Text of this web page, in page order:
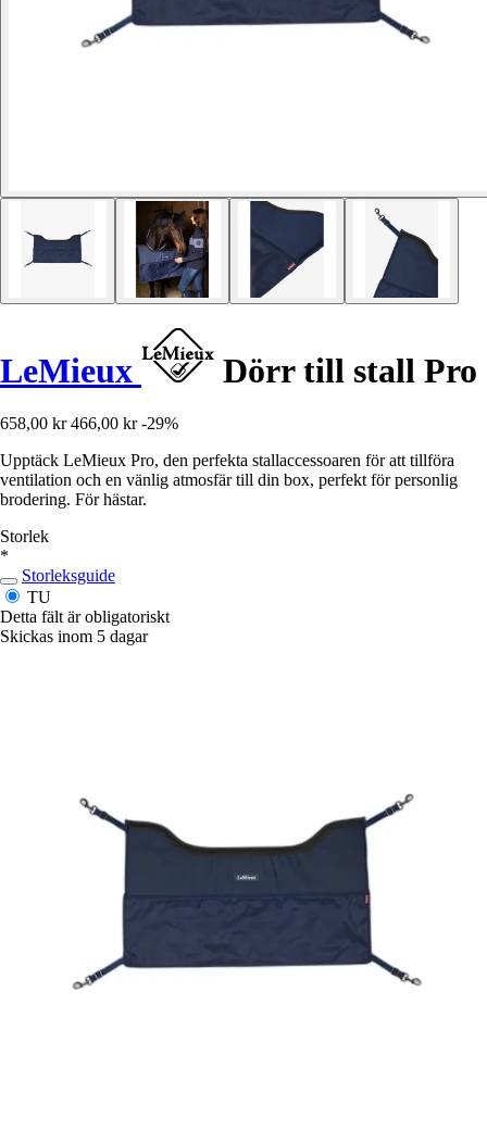
LeMieux Dörr till stall Pro
658,00 kr 466,00 kr -29%
Upptäck LeMieux Pro, den perfekta stallaccessoaren för att tillföra
ventilation och en vänlig atmosfär till din box, perfekt för personlig
brodering. För hästar.
Storlek
*
Storleksguide
TU
Detta fält är obligatoriskt
Skickas inom 5 dagar